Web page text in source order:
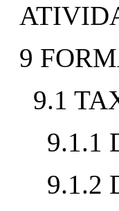
9
9.1
9.1.1
9.1.2